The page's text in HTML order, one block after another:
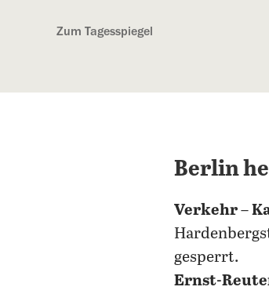
Zum Tagesspiegel
Berlin
Verkehr–
gesperrt.
Ernst-